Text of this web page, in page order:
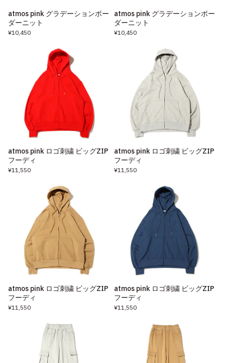
atmos pink グラデーションボー
ダーニット
¥10,450
atmos pink グラデーションボー
ダーニット
¥10,450
atmos pink ロゴ刺繍 ビッグZIP
フーディ
¥11,550
atmos pink ロゴ刺繍 ビッグZIP
フーディ
¥11,550
atmos pink ロゴ刺繍 ビッグZIP
フーディ
¥11,550
atmos pink ロゴ刺繍 ビッグZIP
フーディ
¥11,550